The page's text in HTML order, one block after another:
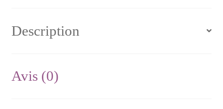
Description
Avis (0)